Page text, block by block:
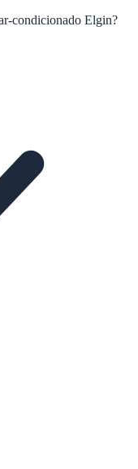
condicionado Elgin?